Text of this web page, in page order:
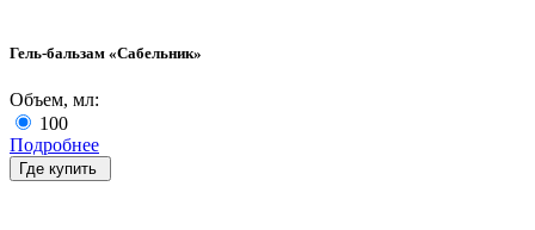
Гель-бальзам «Сабельник»
Объем, мл:
100
Подробнее
Где купить